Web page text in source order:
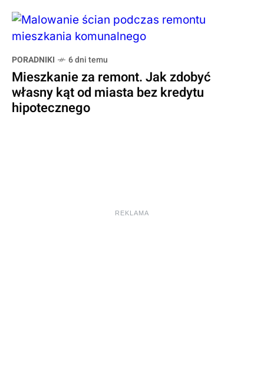
PORADNIKI 6 dni temu
Mieszkanie za remont. Jak zdobyć
własny kąt od miasta bez kredytu
hipotecznego
REKLAMA